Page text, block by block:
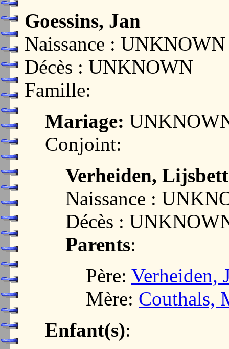
Goessins, Jan
Naissance : UNKNOWN
Décès : UNKNOWN
Famille:
Mariage:
Conjoint:
Verheiden,
Naissance :
Décès :
Parents:
Père: Verheiden,
Mère: Couthals,
Enfant(s):